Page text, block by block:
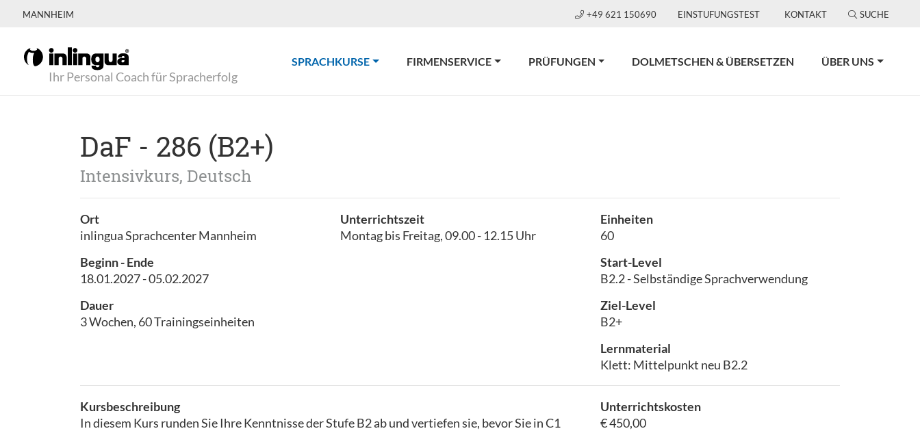
MANNHEIM +49 621 150690 EINSTUFUNGSTEST KONTAKT SUCHE
Ihr Personal Coach für Spracherfolg
SPRACHKURSE(CURRENT)FIRMENSERVICE PRÜFUNGEN DOLMETSCHEN & ÜBERSETZEN ÜBER UNS
DaF - 286 (B2+)
Intensivkurs, Deutsch
Ort
inlingua Sprachcenter Mannheim
Beginn - Ende
18.01.2027 - 05.02.2027
Dauer
3 Wochen, 60 Trainingseinheiten
Unterrichtszeit
Montag bis Freitag, 09.00 - 12.15 Uhr
Einheiten
60
Start-Level
B2.2 - Selbständige Sprachverwendung
Ziel-Level
B2+
Lernmaterial
Klett: Mittelpunkt neu B2.2
Kursbeschreibung
In diesem Kurs runden Sie Ihre Kenntnisse der Stufe B2 ab und vertiefen sie, bevor Sie in C1
Unterrichtskosten
€ 450,00